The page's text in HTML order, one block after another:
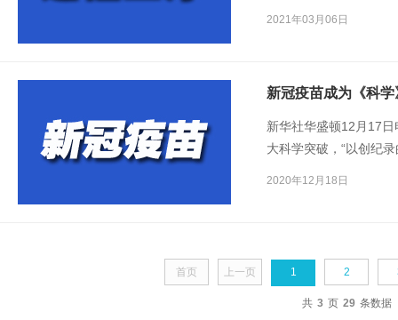
2021年03月06日
新冠疫苗成为《科
新华社华盛顿12月17
大科学突破，“以创纪
2020年12月18日
首页 上一页 1 2
共 3 页 29 条数据